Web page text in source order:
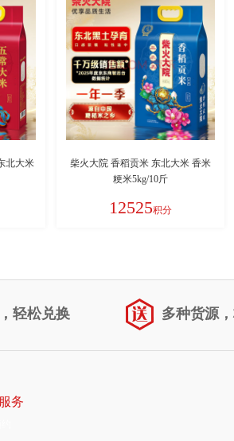
北大米
柴火大院 香稻贡米 东北大米 香米
粳米5kg/10斤
12525积分
轻松兑换 多种货源
务